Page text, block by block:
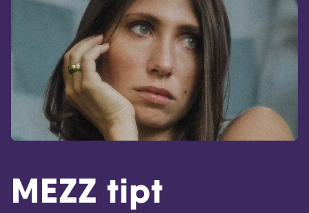
MEZZ tipt